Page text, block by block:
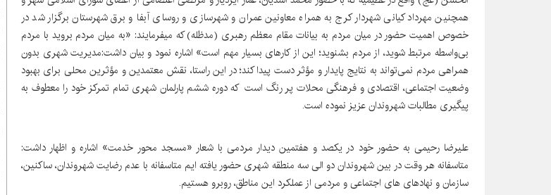
همچنین مهرداد کیانی شهردار کرج به همراه معاونین عمران و شهرسازی و روسای آبفا و برق شهرستان برگزار شد در
خصوص اهمیت حضور در میان مردم به بیانات مقام معظم رهبری (مدظله) که میفرمایند: «به میان مردم بروید با مردم
بی‌واسطه مرتبط شوید، از مردم بشنوید؛ این از کارهای بسیار مهم است» اشاره نمود و بیان داشت:مدیریت شهری بدون
همراهی مردم نمی‌تواند به نتایج پایدار و مؤثر دست پیدا کند؛ در این راستا، نقش معتمدین و مؤثرین محلی برای بهبود
وضعیت اجتماعی، اقتصادی و فرهنگی محلات پر رنگ است که دوره ششم پارلمان شهری تمام تمرکز خود را معطوف به
پیگیری مطالبات شهروندان عزیز نموده است.
علیرضا رحیمی به حضور خود در یکصد و هفتمین دیدار مردمی با شعار «مسجد محور خدمت» اشاره و اظهار داشت:
متاسفانه هر وقت در بین شهروندان دو الی سه منطقه شهری حضور یافته ایم متاسفانه با عدم رضایت شهروندان، ساکنین،
سازمان و نهادهای های اجتماعی و مردمی از عملکرد این مناطق، روبرو هستیم.